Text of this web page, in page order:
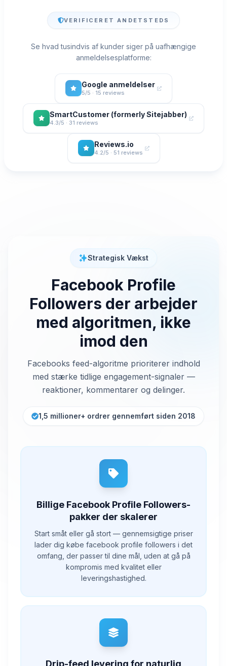
VERIFICERET ANDETSTEDS
Se hvad tusindvis af kunder siger på uafhængige
anmeldelsesplatforme:
Google anmeldelser
5/5 · 15 reviews
SmartCustomer (formerly Sitejabber)
4.3/5 · 31 reviews
Reviews.io
4.2/5 · 51 reviews
Strategisk Vækst
Facebook Profile
Followers der arbejder
med algoritmen, ikke
imod den
Facebooks feed-algoritme prioriterer indhold
med stærke tidlige engagement-signaler —
reaktioner, kommentarer og delinger.
1,5 millioner+ ordrer gennemført siden 2018
Billige Facebook Profile Followers-
pakker der skalerer
Start småt eller gå stort — gennemsigtige priser
lader dig købe facebook profile followers i det
omfang, der passer til dine mål, uden at gå på
kompromis med kvalitet eller
leveringshastighed.
Drip-feed levering for naturlig